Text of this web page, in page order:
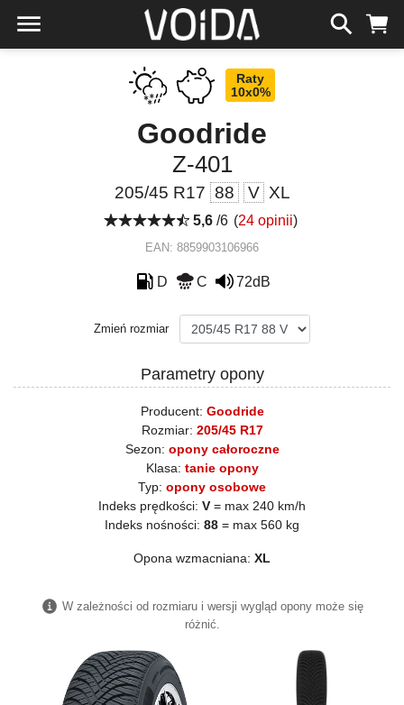
Raty
10x0%
Goodride
Z-401
205/45 R17 88 V XL
5,6/6 (24 opinii)
EAN: 8859903106966
D C 72dB
Zmień rozmiar
Parametry opony
Producent: Goodride
Rozmiar: 205/45 R17
Sezon: opony całoroczne
Klasa: tanie opony
Typ: opony osobowe
Indeks prędkości: V = max 240 km/h
Indeks nośności: 88 = max 560 kg
Opona wzmacniana: XL
W zależności od rozmiaru i wersji wygląd opony może się
różnić.